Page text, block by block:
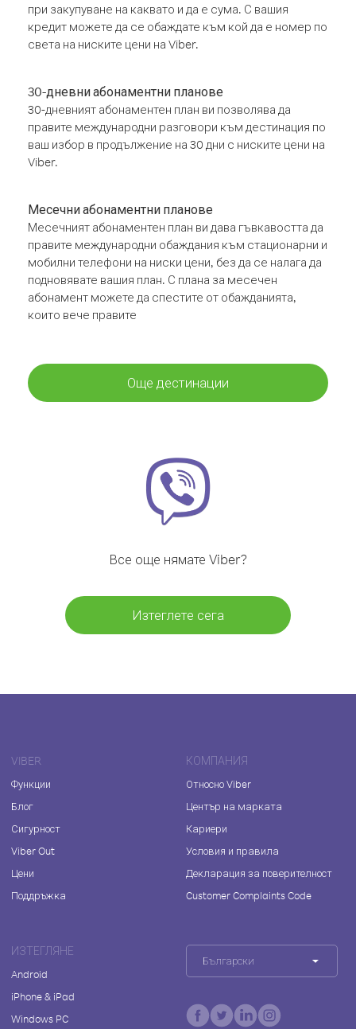
при закупуване на каквато и да е сума. С вашия
кредит можете да се обаждате към кой да е номер по
света на ниските цени на Viber.
30-дневни абонаментни планове
30-дневният абонаментен план ви позволява да
правите международни разговори към дестинация по
ваш избор в продължение на 30 дни с ниските цени на
Viber.
Месечни абонаментни планове
Месечният абонаментен план ви дава гъвкавостта да
правите международни обаждания към стационарни и
мобилни телефони на ниски цени, без да се налага да
подновявате вашия план. С плана за месечен
абонамент можете да спестите от обажданията,
които вече правите
Още дестинации
Все още нямате Viber?
Изтеглете сега
VIBER
Функции
Блог
Сигурност
Viber Out
Цени
Поддръжка
КОМПАНИЯ
Относно Viber
Център на марката
Кариери
Условия и правила
Декларация за поверителност
Customer Complaints Code
ИЗТЕГЛЯНЕ
Android
iPhone & iPad
Windows PC
Български